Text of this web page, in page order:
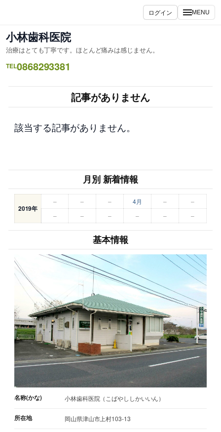
ス
キ
ッ
ログイン MENU
小林歯科医院
治療はとても丁寧です。ほとんど痛みは感じません。
TEL0868293381
記事がありません
該当する記事がありません。
月別 新着情報
2019年
– – – 4月 –
–
–
– – – – –
基本情報
名称(かな) 小林歯科医院（こばやししかいいん）
所在地 岡山県津山市上村103-13